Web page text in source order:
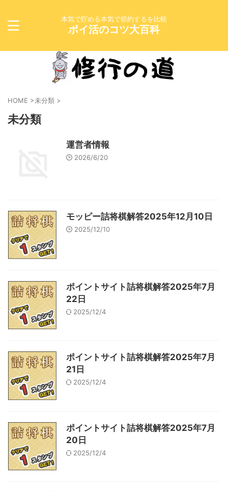
本気で貯める本気で節約するを比較
ポイ活のコツ大百科
HOME >未分類 >
未分類
運営者情報
2026/6/20
モッピー詰将棋解答2025年12月10日
2025/12/10
ポイントサイト詰将棋解答2025年7月
22日
2025/12/4
ポイントサイト詰将棋解答2025年7月
21日
2025/12/4
ポイントサイト詰将棋解答2025年7月
20日
2025/12/4